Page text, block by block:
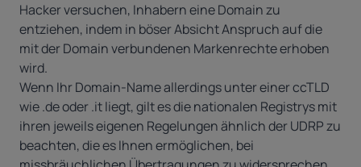
Hacker versuchen, Inhabern eine Domain zu
entziehen, indem in böser Absicht Anspruch auf die
mit der Domain verbundenen Markenrechte erhoben
wird.
Wenn Ihr Domain-Name allerdings unter einer ccTLD
wie .de oder .it liegt, gilt es die nationalen Registrys mit
ihren jeweils eigenen Regelungen ähnlich der UDRP zu
beachten, die es Ihnen ermöglichen, bei